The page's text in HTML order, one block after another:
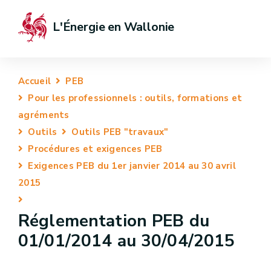
L'Énergie en Wallonie
Accueil
PEB
Pour les professionnels : outils, formations et
agréments
Outils
Outils PEB "travaux"
Procédures et exigences PEB
Exigences PEB du 1er janvier 2014 au 30 avril
2015
Réglementation PEB du
01/01/2014 au 30/04/2015